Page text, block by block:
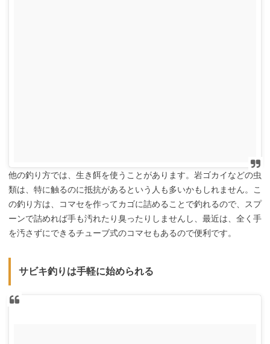
他の釣り方では、生き餌を使うことがあります。岩ゴカイなどの虫
類は、特に触るのに抵抗があるという人も多いかもしれません。こ
の釣り方は、コマセを作ってカゴに詰めることで釣れるので、スプ
ーンで詰めれば手も汚れたり臭ったりしませんし、最近は、全く手
を汚さずにできるチューブ式のコマセもあるので便利です。
サビキ釣りは手軽に始められる